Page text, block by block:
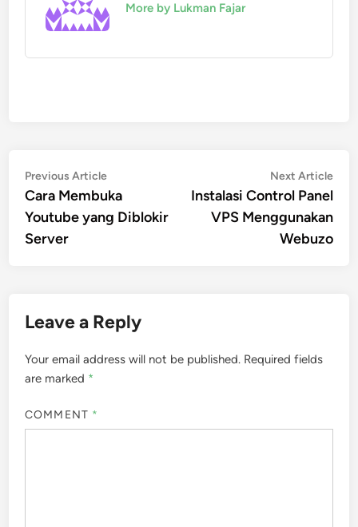
More by Lukman Fajar
Post
navigation
Previous ArticlePrevious
article:
Cara Membuka
Youtube yang Diblokir
Server
Next Article
Instalasi Control Panel
VPS Menggunakan
Webuzo
Leave a Reply
Your email address will not be published. Required fields
are marked *
COMMENT *